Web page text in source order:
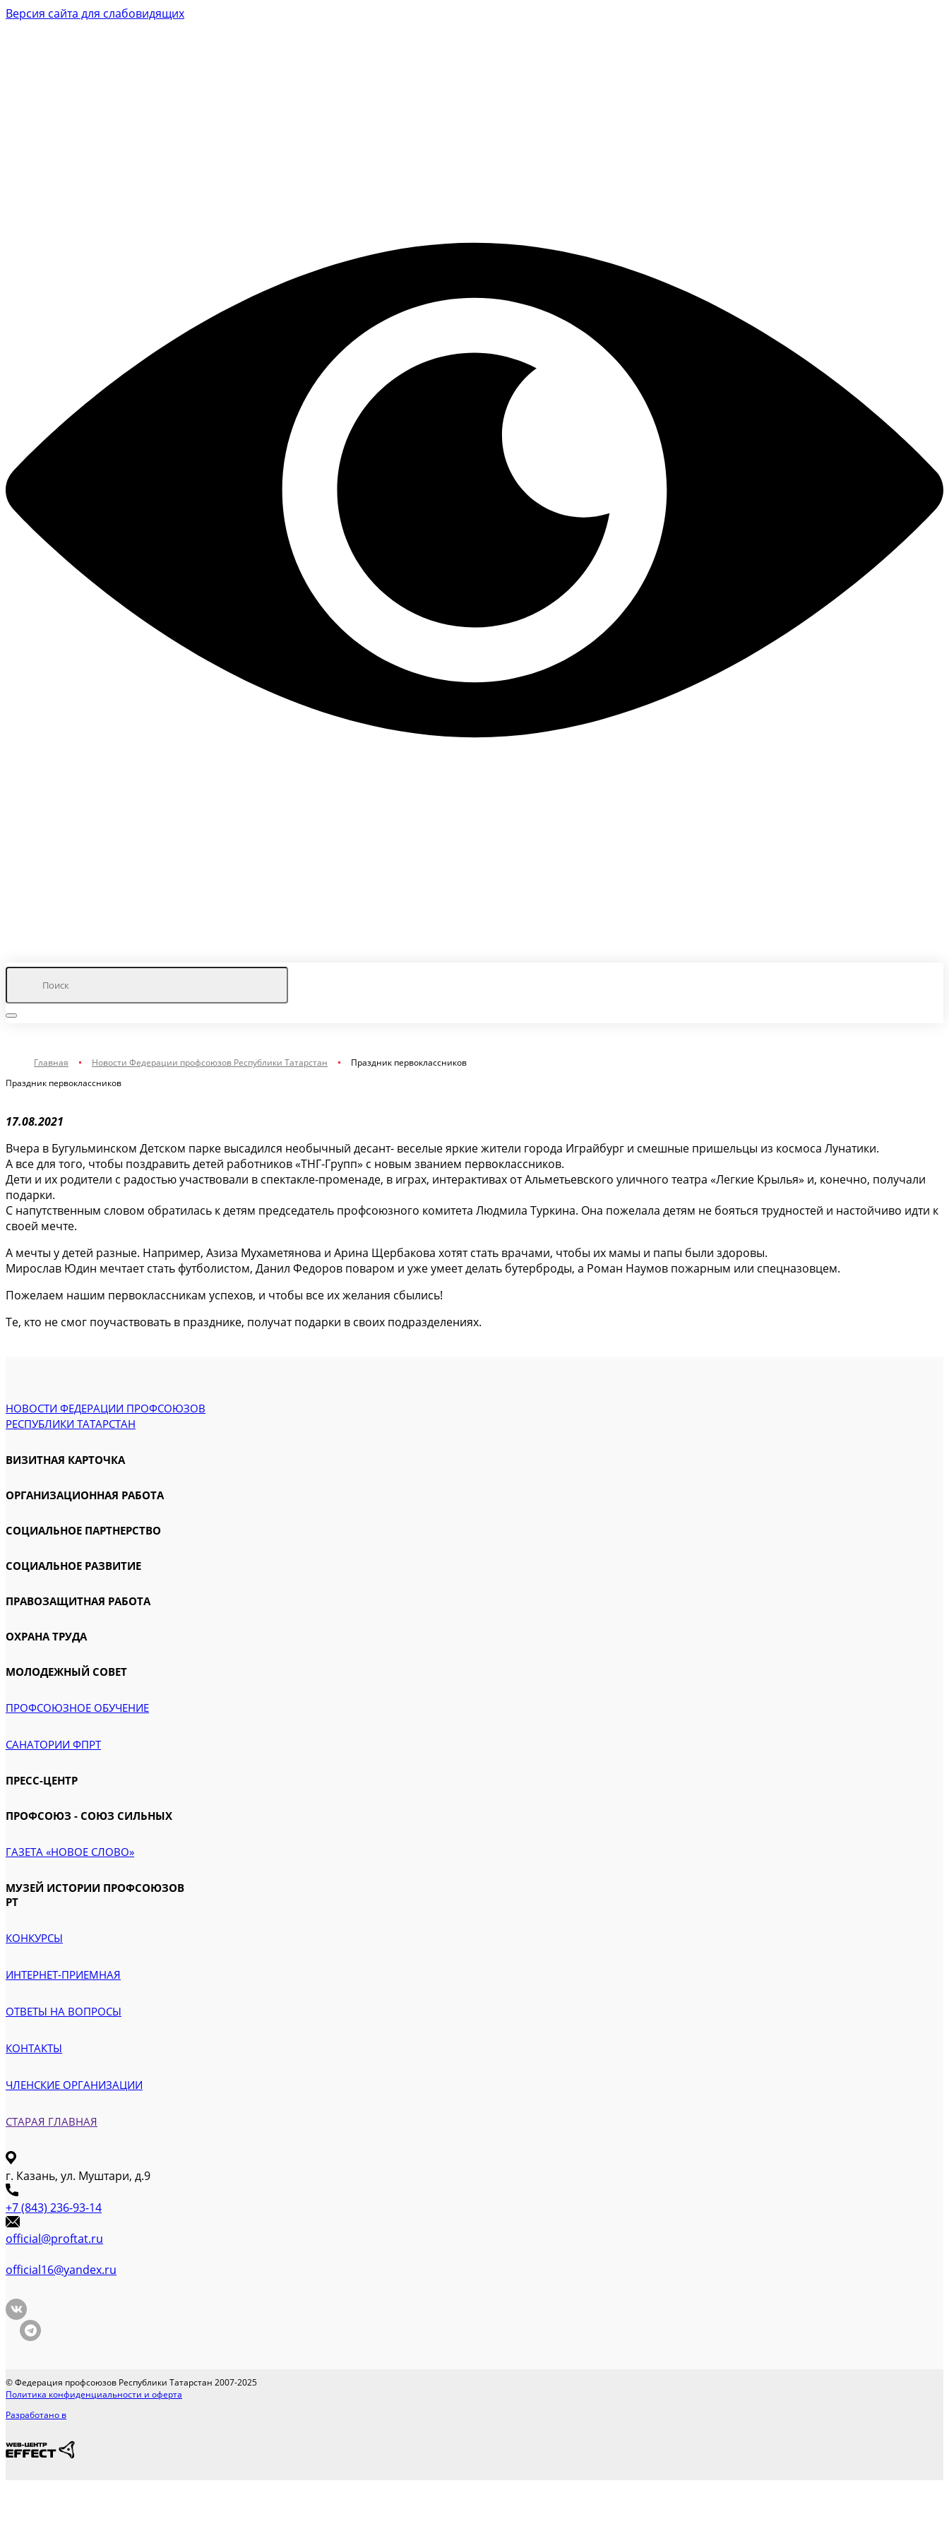
Версия сайта для слабовидящих
Главная Новости Федерации профсоюзов Республики Татарстан
Праздник первоклассников
Праздник первоклассников
17.08.2021
Вчера в Бугульминском Детском парке высадился необычный десант- веселые яркие жители города Играйбург и смешные пришельцы из космоса Лунатики.
А все для того, чтобы поздравить детей работников «ТНГ-Групп» с новым званием первоклассников.
Дети и их родители с радостью участвовали в спектакле-променаде, в играх, интерактивах от Альметьевского уличного театра «Легкие Крылья» и, конечно, получали
подарки.
С напутственным словом обратилась к детям председатель профсоюзного комитета Людмила Туркина. Она пожелала детям не бояться трудностей и настойчиво идти к
своей мечте.
А мечты у детей разные. Например, Азиза Мухаметянова и Арина Щербакова хотят стать врачами, чтобы их мамы и папы были здоровы.
Мирослав Юдин мечтает стать футболистом, Данил Федоров поваром и уже умеет делать бутерброды, а Роман Наумов пожарным или спецназовцем.
Пожелаем нашим первоклассникам успехов, и чтобы все их желания сбылись!
Те, кто не смог поучаствовать в празднике, получат подарки в своих подразделениях.
НОВОСТИ ФЕДЕРАЦИИ ПРОФСОЮЗОВ
РЕСПУБЛИКИ ТАТАРСТАН
ВИЗИТНАЯ КАРТОЧКА
ОРГАНИЗАЦИОННАЯ РАБОТА
СОЦИАЛЬНОЕ ПАРТНЕРСТВО
СОЦИАЛЬНОЕ РАЗВИТИЕ
ПРАВОЗАЩИТНАЯ РАБОТА
ОХРАНА ТРУДА
МОЛОДЕЖНЫЙ СОВЕТ
ПРОФСОЮЗНОЕ ОБУЧЕНИЕ
САНАТОРИИ ФПРТ
ПРЕСС-ЦЕНТР
ПРОФСОЮЗ - СОЮЗ СИЛЬНЫХ
ГАЗЕТА «НОВОЕ СЛОВО»
МУЗЕЙ ИСТОРИИ ПРОФСОЮЗОВ
РТ
КОНКУРСЫ
ИНТЕРНЕТ-ПРИЕМНАЯ
ОТВЕТЫ НА ВОПРОСЫ
КОНТАКТЫ
ЧЛЕНСКИЕ ОРГАНИЗАЦИИ
СТАРАЯ ГЛАВНАЯ
г. Казань, ул. Муштари, д.9
+7 (843) 236-93-14
official@proftat.ru
official16@yandex.ru
© Федерация профсоюзов Республики Татарстан 2007-2025
Политика конфиденциальности и оферта
Разработано в